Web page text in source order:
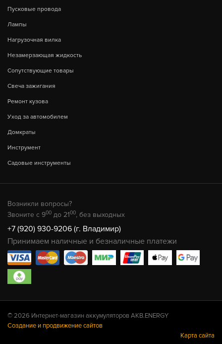
Пусковые провода
Лампы
Нагрузочная вилка
Незамерзающая жидкость
Сопутствующие товары
Свеча зажигания
Ремонт кузова
Уход за автомобилем
Домкраты
Инструмент
Садовые инструменты
Возникли вопросы?
Звоните с 900 до 2100, без выходных
+7 (920) 930-9206 (г. Владимир)
Принимаем наличные и безналичные платежи
© 2026 Интернет-магазин аккумуляторов AKB.ENERGY
Создание и продвижение сайтов
Карта сайта